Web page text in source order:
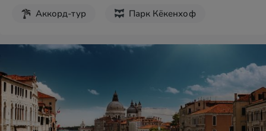
Аккорд-тур
Парк Кёкенхоф